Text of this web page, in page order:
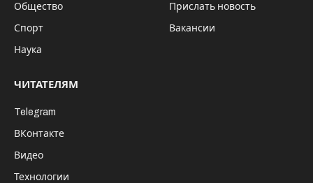
Общество
Спорт
Наука
Прислать новость
Вакансии
ЧИТАТЕЛЯМ
Telegram
ВКонтакте
Видео
Технологии